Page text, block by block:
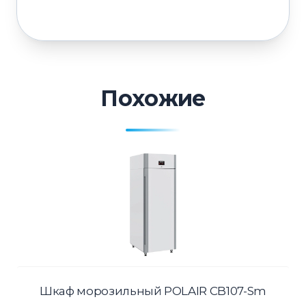
Похожие
Шкаф морозильный POLAIR CB107-Sm